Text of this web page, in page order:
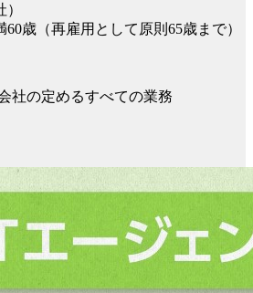
歳（再雇用として原則65歳まで）
社の定めるすべての業務